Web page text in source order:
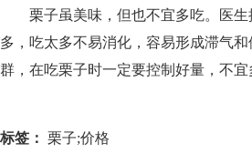
栗子虽美味，但也不宜多吃。医生
多，吃太多不易消化，容易形成滞气
群，在吃栗子时一定要控制好量，不宜
标签： 栗子;价格